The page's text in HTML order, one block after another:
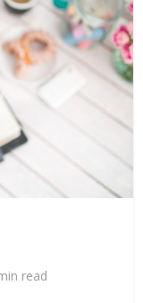
read